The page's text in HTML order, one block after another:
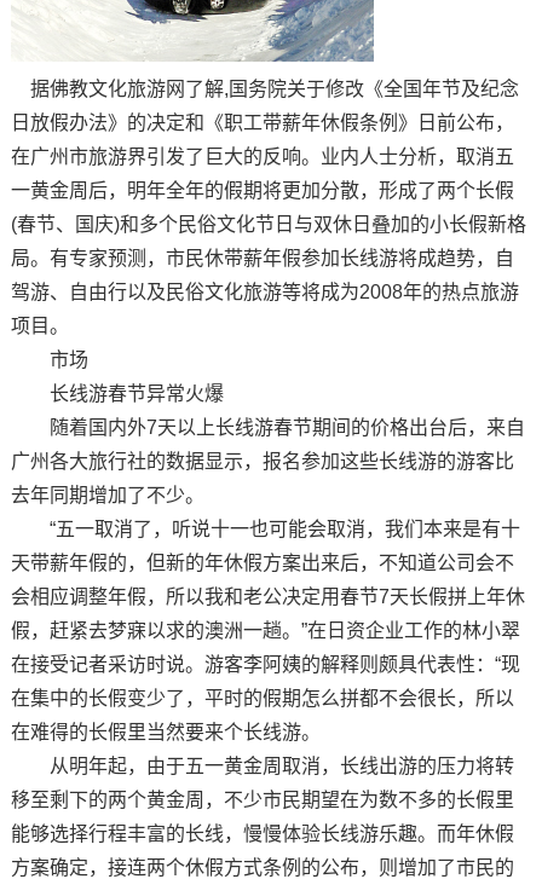
据佛教文化旅游网了解,国务院关于修改《全国年节及纪念
日放假办法》的决定和《职工带薪年休假条例》日前公布，
在广州市旅游界引发了巨大的反响。业内人士分析，取消五
一黄金周后，明年全年的假期将更加分散，形成了两个长假
(春节、国庆)和多个民俗文化节日与双休日叠加的小长假新格
局。有专家预测，市民休带薪年假参加长线游将成趋势，自
驾游、自由行以及民俗文化旅游等将成为2008年的热点旅游
项目。
市场
长线游春节异常火爆
随着国内外7天以上长线游春节期间的价格出台后，来自
广州各大旅行社的数据显示，报名参加这些长线游的游客比
去年同期增加了不少。
“五一取消了，听说十一也可能会取消，我们本来是有十
天带薪年假的，但新的年休假方案出来后，不知道公司会不
会相应调整年假，所以我和老公决定用春节7天长假拼上年休
假，赶紧去梦寐以求的澳洲一趟。”在日资企业工作的林小翠
在接受记者采访时说。游客李阿姨的解释则颇具代表性：“现
在集中的长假变少了，平时的假期怎么拼都不会很长，所以
在难得的长假里当然要来个长线游。
从明年起，由于五一黄金周取消，长线出游的压力将转
移至剩下的两个黄金周，不少市民期望在为数不多的长假里
能够选择行程丰富的长线，慢慢体验长线游乐趣。而年休假
方案确定，接连两个休假方式条例的公布，则增加了市民的